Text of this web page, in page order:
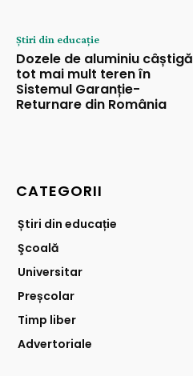
Știri din educație
Dozele de aluminiu câștigă
tot mai mult teren în
Sistemul Garanție-
Returnare din România
CATEGORII
Știri din educație
Şcoală
Universitar
Preșcolar
Timp liber
Advertoriale